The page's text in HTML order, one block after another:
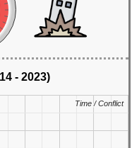
- 2023)
Time / Conflict
Time / Conflict